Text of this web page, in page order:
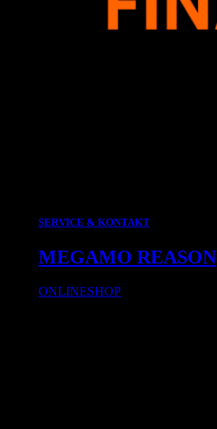
SERVICE & KONTAKT
MEGAMO REASON
ONLINESHOP